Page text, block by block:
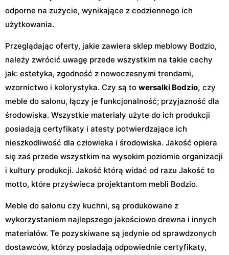
odporne na zużycie, wynikające z codziennego ich
użytkowania.
Przeglądając oferty, jakie zawiera sklep meblowy Bodzio,
należy zwrócić uwagę przede wszystkim na takie cechy
jak: estetyka, zgodność z nowoczesnymi trendami,
wzornictwo i kolorystyka. Czy są to wersalki Bodzio, czy
meble do salonu, łączy je funkcjonalność; przyjazność dla
środowiska. Wszystkie materiały użyte do ich produkcji
posiadają certyfikaty i atesty potwierdzające ich
nieszkodliwość dla człowieka i środowiska. Jakość opiera
się zaś przede wszystkim na wysokim poziomie organizacji
i kultury produkcji. Jakość którą widać od razu Jakość to
motto, które przyświeca projektantom mebli Bodzio.
Meble do salonu czy kuchni, są produkowane z
wykorzystaniem najlepszego jakościowo drewna i innych
materiałów. Te pozyskiwane są jedynie od sprawdzonych
dostawców, którzy posiadają odpowiednie certyfikaty,